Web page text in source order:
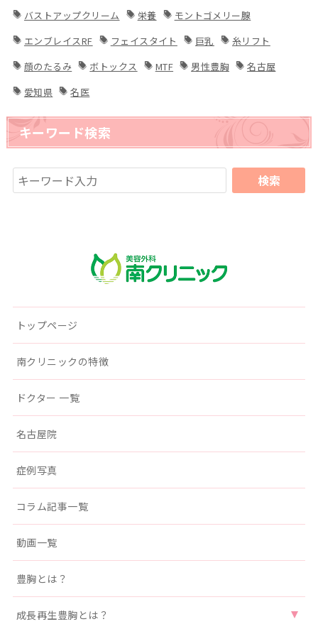
バストアップクリーム
栄養
モントゴメリー腺
エンブレイスRF
フェイスタイト 巨乳
糸リフト
顔のたるみ
ボトックス MTF 男性豊胸
名古屋
愛知県
名医
キーワード検索
トップページ
南クリニックの特徴
ドクター 一覧
名古屋院
症例写真
コラム記事一覧
動画一覧
豊胸とは？
成長再生豊胸とは？